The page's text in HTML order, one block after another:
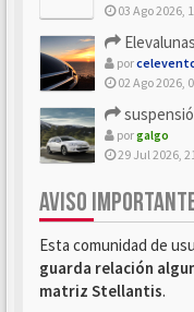
03 Ago 2026,
Elevalunas
por
02 Ago 2026,
porgalgo
29 Jul 2026,
AVISO
Esta comunidad de
guarda relación
matriz Stellantis.